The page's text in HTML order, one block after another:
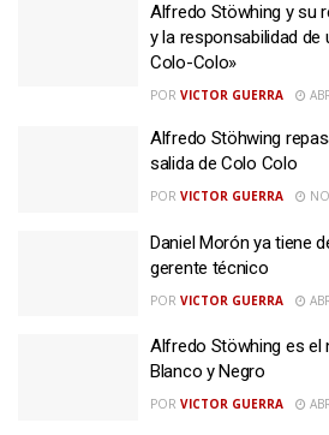
Alfredo Stöwhing y su
y la responsabilidad
Colo-Colo»
POR VICTOR GUERRA
Alfredo Stöhwing
salida de Colo Colo
POR VICTOR GUERRA
Daniel Morón ya tiene
gerente técnico
POR VICTOR GUERRA
Alfredo Stöwhing es el
Blanco y Negro
POR VICTOR GUERRA